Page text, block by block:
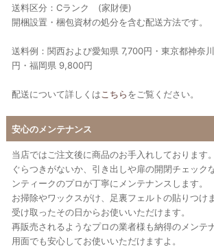
送料区分：Cランク (家財便)
開梱設置・梱包資材の処分を含む配送方法です。
送料例：関西および愛知県 7,700円・東京都神奈
円・福岡県 9,800円
配送について詳しくは こちらをご覧ください。
安心のメンテナンス
当店ではご注文後に商品のお手入れしております。
ぐらつきがないか、引き出しや扉の開閉チェック
ンティークのプロが丁寧にメンテナンスします。
お掃除やワックスがけ、足裏フェルトの貼りつけ
受け取ったその日からお使いいただけます。
再販売されるようなプロの業者様も納得のメンテ
用面でも安心してお使いいただけますよ。